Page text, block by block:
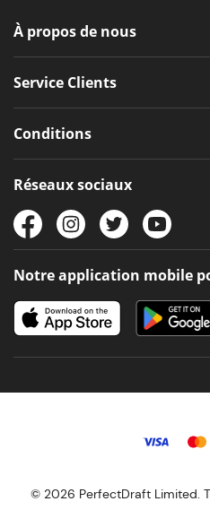
À propos de nous
Service Clients
Conditions
Réseaux sociaux
Notre application mobile
© 2026 PerfectDraft Limited.